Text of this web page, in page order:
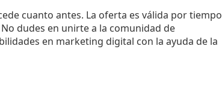
cuanto antes. La oferta es válida por tiempo
dudes en unirte a la comunidad de
en marketing digital con la ayuda de la